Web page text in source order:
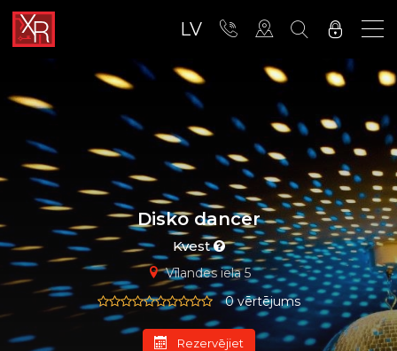
LV
Disko dancer
Kvest
Vīlandes iela 5
0 vērtējums
Rezervējiet